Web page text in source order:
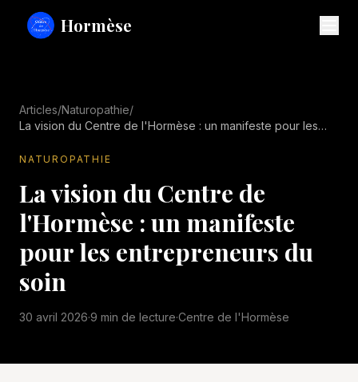
Hormèse
Articles/Naturopathie/
La vision du Centre de l'Hormèse : un manifeste pour les
NATUROPATHIE
La vision du Centre de
l'Hormèse : un manifeste
pour les entrepreneurs du
soin
30 avril 2026·9 min de lecture·Centre de l'Hormèse